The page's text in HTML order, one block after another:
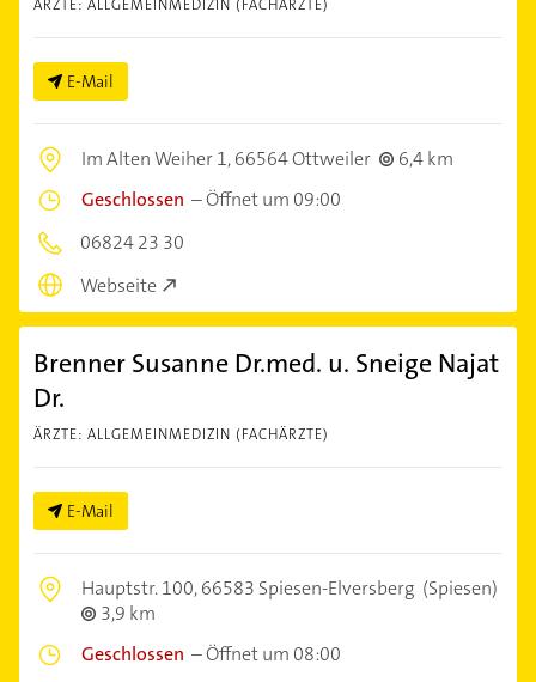
ÄRZTE: ALLGEMEINMEDIZIN (FACHÄRZTE)
E-Mail
Im Alten Weiher 1,66564 Ottweiler
6,4 km
Geschlossen –Öffnet um 09:00
06824 23 30
Webseite
Brenner Susanne Dr.med. u. Sneige Najat
Dr.
ÄRZTE: ALLGEMEINMEDIZIN (FACHÄRZTE)
E-Mail
Hauptstr. 100,66583 Spiesen-Elversberg (Spiesen)
3,9 km
Geschlossen –Öffnet um 08:00